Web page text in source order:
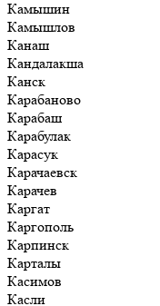
Камышин
Камышлов
Канаш
Кандалакша
Канск
Карабаново
Карабаш
Карабулак
Карасук
Карачаевск
Карачев
Каргат
Каргополь
Карпинск
Карталы
Касимов
Касли